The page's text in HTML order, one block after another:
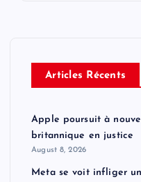
Articles Récents
Apple poursuit à
britannique en justice
August 8, 2026
Meta se voit infliger